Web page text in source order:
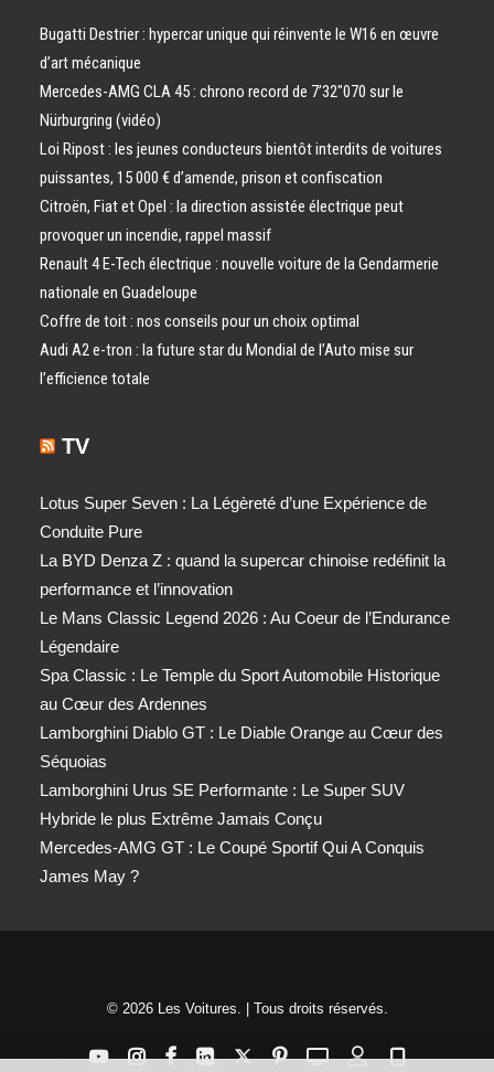
Bugatti Destrier : hypercar unique qui réinvente le W16 en œuvre
d’art mécanique
Mercedes-AMG CLA 45 : chrono record de 7’32″070 sur le
Nürburgring (vidéo)
Loi Ripost : les jeunes conducteurs bientôt interdits de voitures
puissantes, 15 000 € d’amende, prison et confiscation
Citroën, Fiat et Opel : la direction assistée électrique peut
provoquer un incendie, rappel massif
Renault 4 E-Tech électrique : nouvelle voiture de la Gendarmerie
nationale en Guadeloupe
Coffre de toit : nos conseils pour un choix optimal
Audi A2 e-tron : la future star du Mondial de l’Auto mise sur
l’efficience totale
TV
Lotus Super Seven : La Légèreté d’une Expérience de
Conduite Pure
La BYD Denza Z : quand la supercar chinoise redéfinit la
performance et l’innovation
Le Mans Classic Legend 2026 : Au Coeur de l’Endurance
Légendaire
Spa Classic : Le Temple du Sport Automobile Historique
au Cœur des Ardennes
Lamborghini Diablo GT : Le Diable Orange au Cœur des
Séquoias
Lamborghini Urus SE Performante : Le Super SUV
Hybride le plus Extrême Jamais Conçu
Mercedes-AMG GT : Le Coupé Sportif Qui A Conquis
James May ?
© 2026 Les Voitures. | Tous droits réservés.